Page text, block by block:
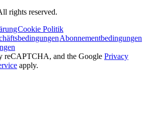
rights reserved.
Cookie Politik
Abonnementbedingungen
reCAPTCHA, and the Google Privacy
apply.